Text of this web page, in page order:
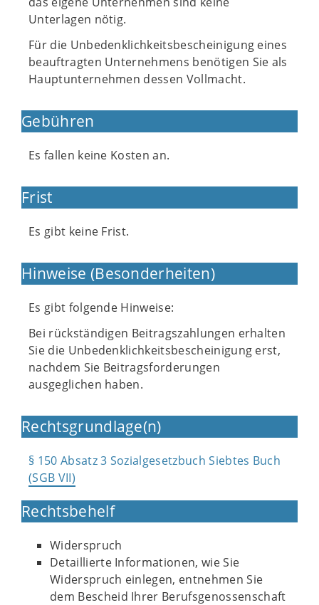
Unterlagen nötig.
Für die Unbedenklichkeitsbescheinigung eines
beauftragten Unternehmens benötigen Sie als
Hauptunternehmen dessen Vollmacht.
Gebühren
Es fallen keine Kosten an.
Frist
Es gibt keine Frist.
Hinweise (Besonderheiten)
Es gibt folgende Hinweise:
Bei rückständigen Beitragszahlungen erhalten
Sie die Unbedenklichkeitsbescheinigung erst,
nachdem Sie Beitragsforderungen
ausgeglichen haben.
Rechtsgrundlage(n)
§ 150 Absatz 3 Sozialgesetzbuch Siebtes Buch
(SGB VII)
Rechtsbehelf
Widerspruch
Detaillierte Informationen, wie Sie
Widerspruch einlegen, entnehmen Sie
dem Bescheid Ihrer Berufsgenossenschaft